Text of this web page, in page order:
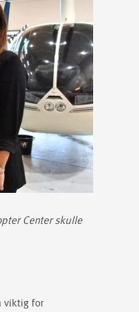
Center skulle
viktig for